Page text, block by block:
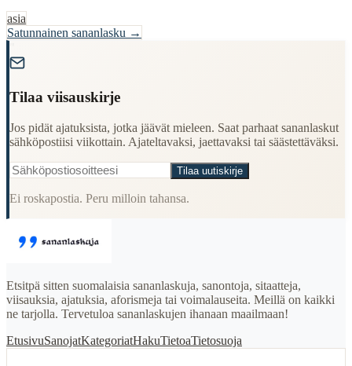
asia
Satunnainen sananlasku →
Tilaa viisauskirje
Jos pidät ajatuksista, jotka jäävät mieleen. Saat parhaat sananlaskut
sähköpostiisi viikottain. Ajateltavaksi, jaettavaksi tai säästettäväksi.
Tilaa uutiskirje
Ei roskapostia. Peru milloin tahansa.
Etsitpä sitten suomalaisia sananlaskuja, sanontoja, sitaatteja,
viisauksia, ajatuksia, aforismeja tai voimalauseita. Meillä on kaikki
ne tarjolla. Tervetuloa sananlaskujen ihanaan maailmaan!
EtusivuSanojatKategoriatHakuTietoaTietosuoja